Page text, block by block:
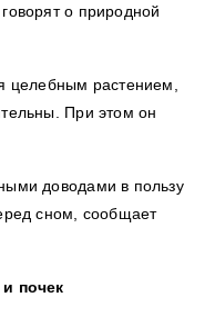
о природной
целебным растением,
При этом он
доводами в пользу
сном, сообщает
почек